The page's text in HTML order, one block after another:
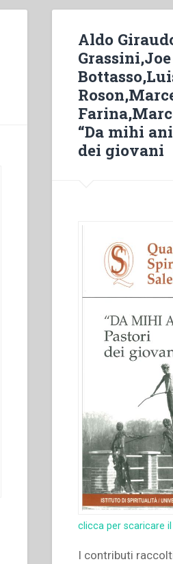
Aldo
“Da mihi
dei giovani
clicca per scaricare
I contributi